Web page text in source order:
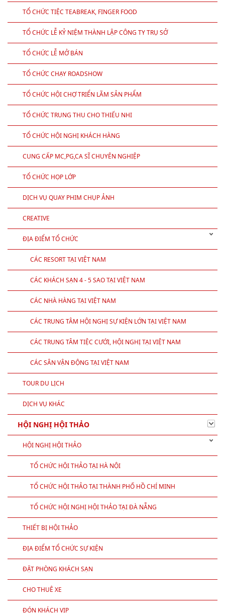
TỔ CHỨC TIỆC TEABREAK, FINGER FOOD
TỔ CHỨC LỄ KỶ NIỆM THÀNH LẬP CÔNG TY TRỤ SỞ
TỔ CHỨC LỄ MỞ BÁN
TỔ CHỨC CHẠY ROADSHOW
TỔ CHỨC HỘI CHỢ TRIỂN LÃM SẢN PHẨM
TỔ CHỨC TRUNG THU CHO THIẾU NHI
TỔ CHỨC HỘI NGHỊ KHÁCH HÀNG
CUNG CẤP MC,PG,CA SĨ CHUYÊN NGHIỆP
TỔ CHỨC HỌP LỚP
DỊCH VỤ QUAY PHIM CHỤP ẢNH
CREATIVE
ĐỊA ĐIỂM TỔ CHỨC
CÁC RESORT TẠI VIỆT NAM
CÁC KHÁCH SẠN 4 - 5 SAO TẠI VIỆT NAM
CÁC NHÀ HÀNG TẠI VIỆT NAM
CÁC TRUNG TÂM HỘI NGHỊ SỰ KIỆN LỚN TẠI VIỆT NAM
CÁC TRUNG TÂM TIỆC CƯỚI, HỘI NGHỊ TẠI VIỆT NAM
CÁC SÂN VẬN ĐỘNG TẠI VIỆT NAM
TOUR DU LỊCH
DỊCH VỤ KHÁC
HỘI NGHỊ HỘI THẢO
HỘI NGHỊ HỘI THẢO
TỔ CHỨC HỘI THẢO TẠI HÀ NỘI
TỔ CHỨC HỘI THẢO TẠI THÀNH PHỐ HỒ CHÍ MINH
TỔ CHỨC HỘI NGHỊ HỘI THẢO TẠI ĐÀ NẴNG
THIẾT BỊ HỘI THẢO
ĐỊA ĐIỂM TỔ CHỨC SỰ KIỆN
ĐẶT PHÒNG KHÁCH SẠN
CHO THUÊ XE
ĐÓN KHÁCH VIP